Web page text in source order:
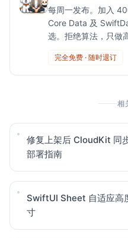
每周一发布。加入
Core Data 及
选。拒绝算法，只做
完全免费 · 随时退订
相
修复上架后 CloudKit 同
部署指南
SwiftUI Sheet 自适应高
寸